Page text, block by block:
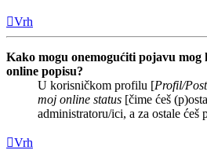
Vrh
Kako mogu onemogućiti pojavu mog
online popisu?
U korisničkom profilu [Profil/
moj online status [čime ćeš
administratoru/ici, a za ostale ćeš
Vrh